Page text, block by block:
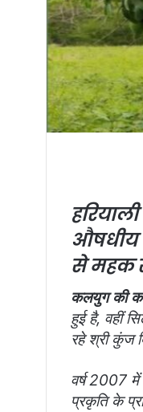
औषधीय
से महक
कलयुग की
हुई है, वहीं
रहे श्री कुंज
वर्ष 2007 में
प्रकृति के